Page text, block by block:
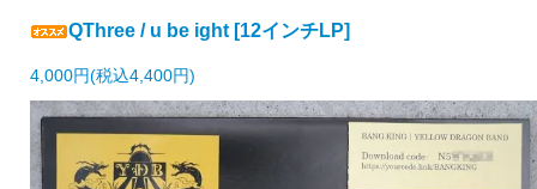
QThree / u be ight [12インチLP]
4,000円(税込4,400円)